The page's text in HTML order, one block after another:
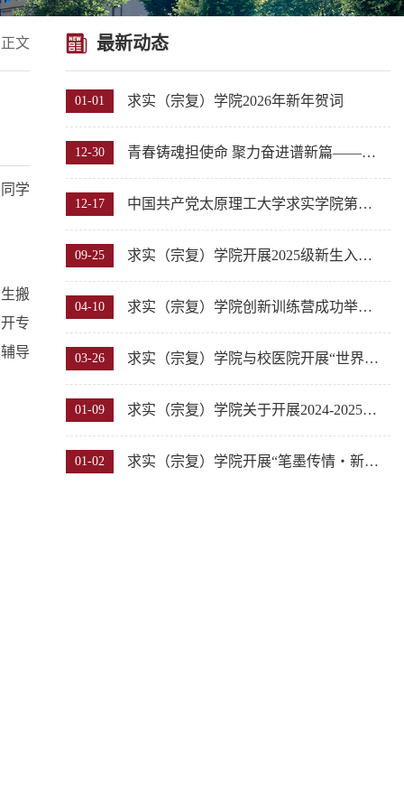
文
学
搬
专
导
最新动态
01-01 求实（宗复）学院2026年新年贺词
12-30 青春铸魂担使命 聚力奋进谱新篇——求实（宗复）学院2025年度团学工作纪实
12-17 中国共产党太原理工大学求实学院第一次党员大会召开
09-25 求实（宗复）学院开展2025级新生入学教育
04-10 求实（宗复）学院创新训练营成功举办全国大学生英语竞赛经验分享活动
03-26 求实（宗复）学院与校医院开展“世界防治结核病日”健康讲座活动
01-09 求实（宗复）学院关于开展2024-2025学年第二期团课培训的通知
01-02 求实（宗复）学院开展“笔墨传情・新春送福”师生同书春联活动